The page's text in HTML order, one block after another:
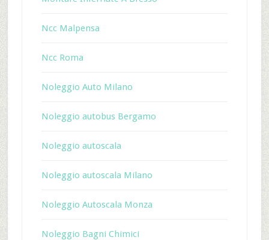
Ncc Malpensa
Ncc Roma
Noleggio Auto Milano
Noleggio autobus Bergamo
Noleggio autoscala
Noleggio autoscala Milano
Noleggio Autoscala Monza
Noleggio Bagni Chimici